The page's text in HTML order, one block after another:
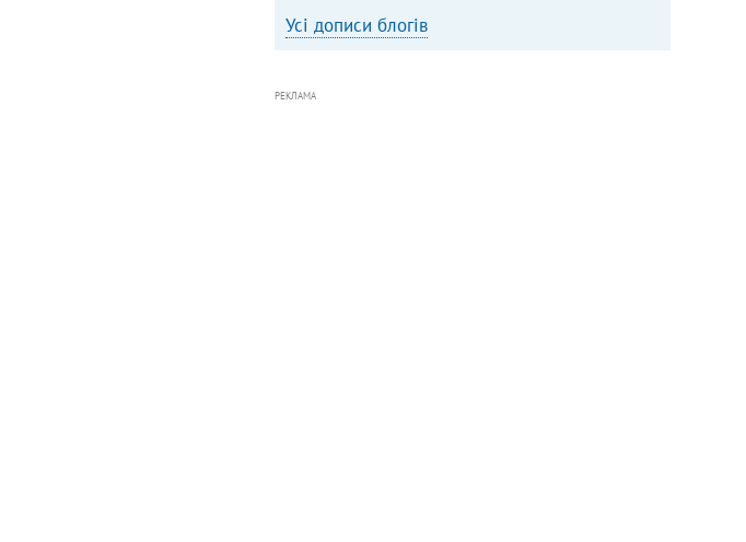
Усі дописи блогів
РЕКЛАМА